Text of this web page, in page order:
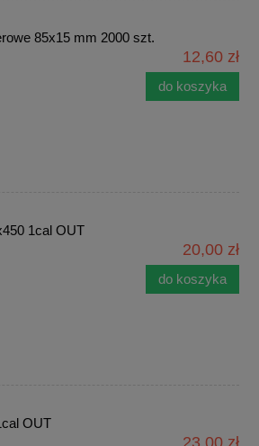
85x15 mm 2000 szt.
12,60 zł
do koszyka
1cal OUT
20,00 zł
do koszyka
OUT